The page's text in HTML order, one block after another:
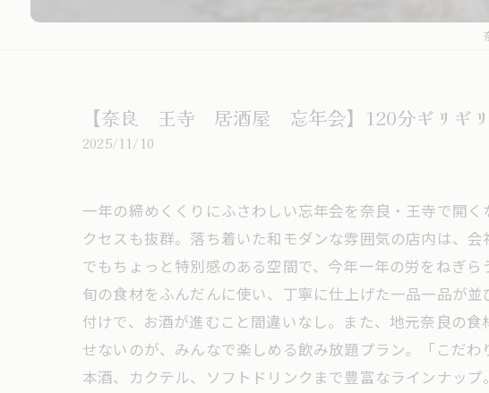
【奈良 王寺 居酒屋 忘年会】120分ギリギリ
2025/11/10
一年の締めくくりにふさわしい忘年会を奈良・王寺で開
クセスも抜群。落ち着いた和モダンな雰囲気の店内は、
でもちょっと特別感のある空間で、今年一年の労をねぎ
旬の食材をふんだんに使い、丁寧に仕上げた一品一品が
付けで、お酒が進むこと間違いなし。また、地元奈良の
せないのが、みんなで楽しめる飲み放題プラン。「こだ
本酒、カクテル、ソフトドリンクまで豊富なラインナッ